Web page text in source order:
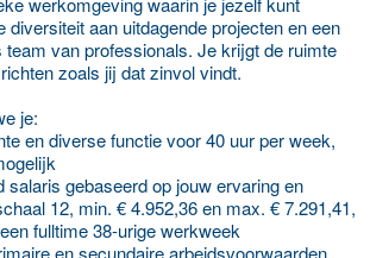
diversiteit aan uitdagende projecten en een
van professionals. Je krijgt de ruimte
zoals jij dat zinvol vindt.
je:
en diverse functie voor 40 uur per week,
salaris gebaseerd op jouw ervaring en
12, min. € 4.952,36 en max. € 7.291,41,
fulltime 38-urige werkweek
en secundaire arbeidsvoorwaarden